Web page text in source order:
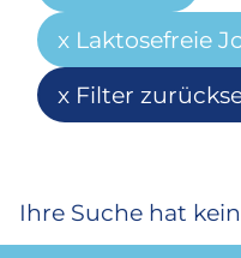
Laktosefreie
Filter
Ihre Suche hat